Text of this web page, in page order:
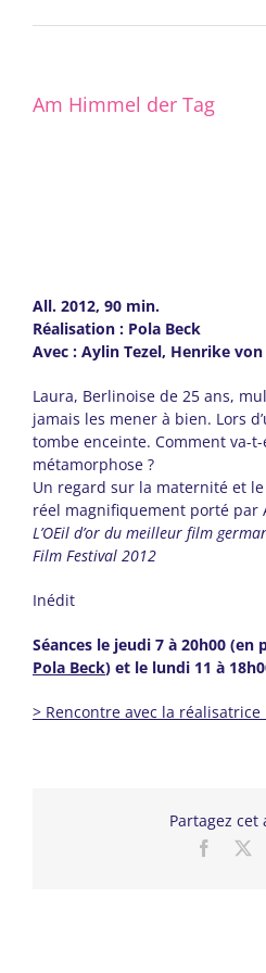
Am Himmel der Tag
All. 2012, 90 min.
Réalisation : Pola Beck
Avec : Aylin Tezel, Henrike
Laura, Berlinoise de 25 ans,
jamais les mener à bien. Lors
tombe enceinte. Comment va-
métamorphose ?
Un regard sur la maternité et
réel magnifiquement porté par
L’OEil d’or du meilleur film
Film Festival 2012
Inédit
Séances le jeudi 7 à 20h00 (en
Pola Beck) et le lundi 11 à
> Rencontre avec la réalisatrice
Partagez cet